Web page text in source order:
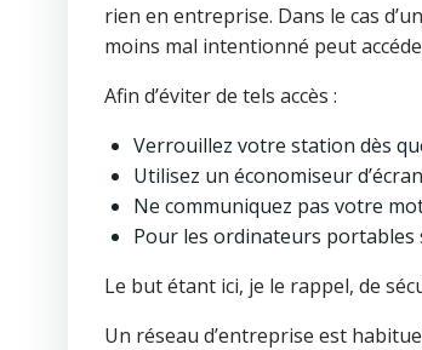
rien en entreprise. Dans le cas
moins mal intentionné peut
Afin d’éviter de tels accès :
Verrouillez votre station dès
Utilisez un économiseur
Ne communiquez pas votre
Pour les ordinateurs portables
Le but étant ici, je le rappel, de
Un réseau d’entreprise est